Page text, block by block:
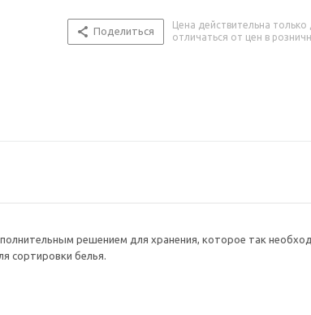
Поделиться
Цена действительна
отличаться от цен в
решением для хранения, которое так
сортировки белья.